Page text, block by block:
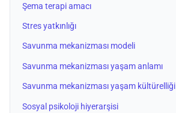
Şema terapi amacı
Stres yatkınlığı
Savunma mekanizması modeli
Savunma mekanizması yaşam anlamı
Savunma mekanizması yaşam kültürelliği
Sosyal psikoloji hiyerarşisi